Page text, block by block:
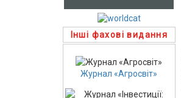
Інші фахові видання
Журнал «Агросвіт»